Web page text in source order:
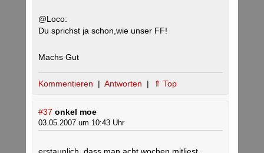
@Loco:
Du sprichst ja schon,wie unser FF!
Machs Gut
Kommentieren | Antworten | ⇑ Top
#37 onkel moe
03.05.2007 um 10:43 Uhr